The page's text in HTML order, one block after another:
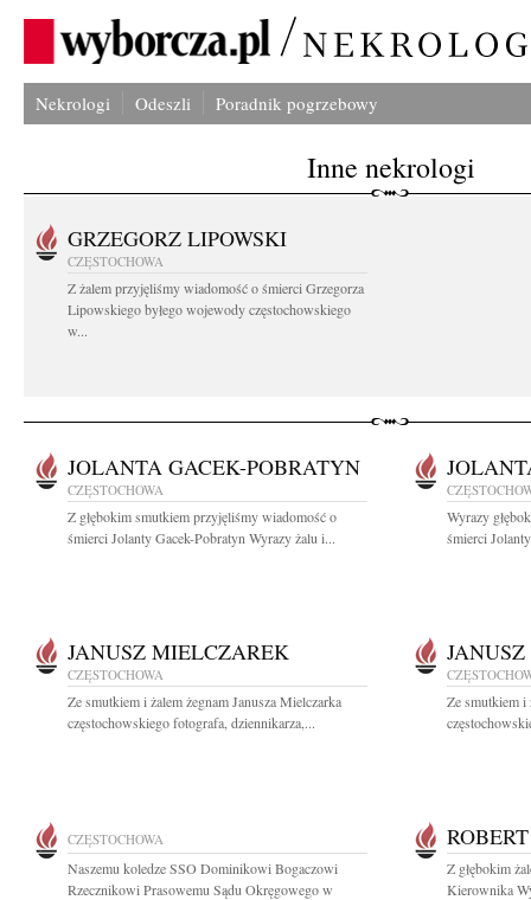
Nekrologi Odeszli Poradnik pogrzebowy
Inne nekrologi
GRZEGORZ LIPOWSKI
CZĘSTOCHOWA
Z żalem przyjęliśmy wiadomość o śmierci Grzegorza
Lipowskiego byłego wojewody częstochowskiego
w...
JOLANTA GACEK-POBRATYN
CZĘSTOCHOWA
Z głębokim smutkiem przyjęliśmy wiadomość o
śmierci Jolanty Gacek-Pobratyn Wyrazy żalu i...
Wyrazy
śmierci
JANUSZ MIELCZAREK
CZĘSTOCHOWA
Ze smutkiem i żalem żegnam Janusza Mielczarka
częstochowskiego fotografa, dziennikarza,...
Ze smutkiem i
CZĘSTOCHOWA
Naszemu koledze SSO Dominikowi Bogaczowi
Rzecznikowi Prasowemu Sądu Okręgowego w
Z głębokim
Kierownika